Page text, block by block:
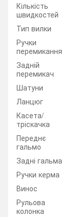
Кількість
швидкостей
Тип вилки
Ручки
перемикання
Задній
перемикач
Шатуни
Ланцюг
Касета/
тріскачка
Переднє
гальмо
Задні гальма
Ручки керма
Винос
Рульова
колонка